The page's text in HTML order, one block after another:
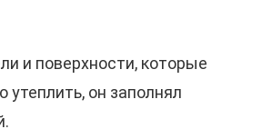
и поверхности, которые
он заполнял